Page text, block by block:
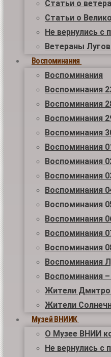
Статьи о
Статьи о
Не вернулись с
Ветераны
Воспоминания
Воспоминания
Воспоминания
Воспоминания
Воспоминания
Воспоминания
Воспоминания
Воспоминания
Воспоминания
Воспоминания
Воспоминания
Воспоминания
Воспоминания
Воспоминания
Воспоминания
Воспоминания
Жители
Жители
Музей ВНИИК
О Музее ВНИИ
Не вернулись с